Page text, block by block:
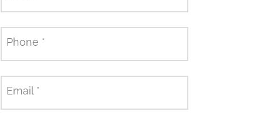
Phone *
Email *